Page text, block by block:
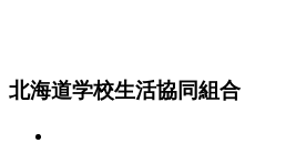
北海道学校生活協同組合